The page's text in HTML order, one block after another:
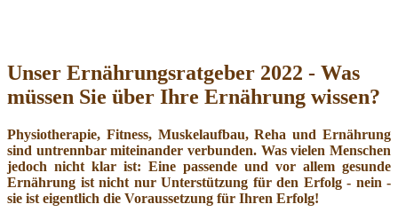
Unser Ernährungsratgeber 2022 - Was
müssen Sie über Ihre Ernährung wissen?
Physiotherapie, Fitness, Muskelaufbau, Reha und Ernährung
sind untrennbar miteinander verbunden. Was vielen Menschen
jedoch nicht klar ist: Eine passende und vor allem gesunde
Ernährung ist nicht nur Unterstützung für den Erfolg - nein -
sie ist eigentlich die Voraussetzung für Ihren Erfolg!